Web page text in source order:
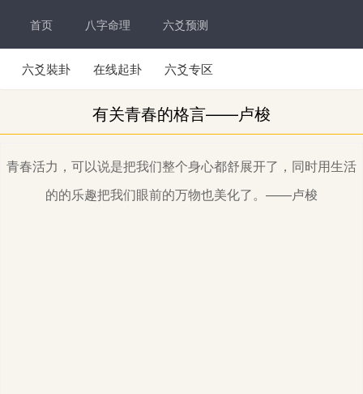
首页 八字命理 六爻预测
六爻裝卦 在线起卦 六爻专区
有关青春的格言——卢梭
青春活力，可以说是把我们整个身心都舒展开了，同时用生活
的的乐趣把我们眼前的万物也美化了。——卢梭